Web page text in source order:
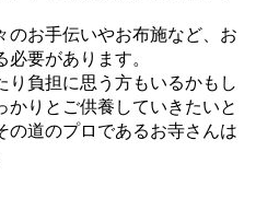
のお手伝いやお布施など、お
要があります。
り負担に思う方もいるかもし
りとご供養していきたいと
の道のプロであるお寺さんは